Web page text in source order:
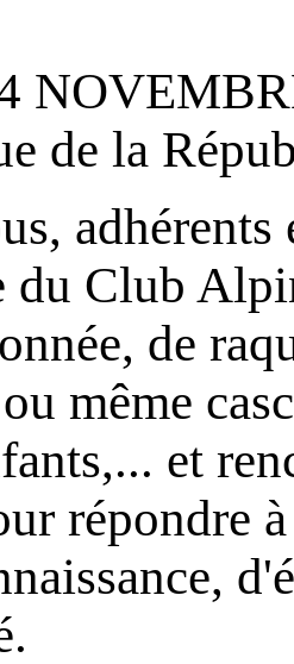
de la
du Club
de
même
et
répondre